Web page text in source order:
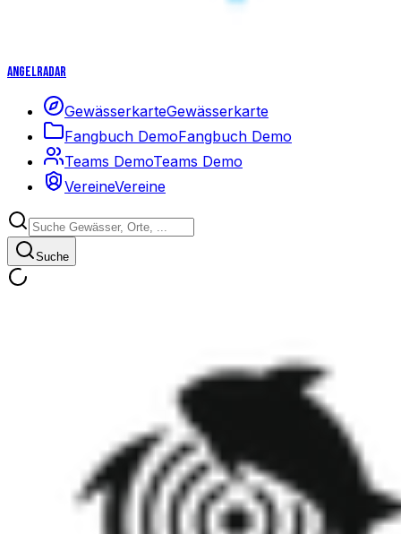
Angelradar
GewässerkarteGewässerkarte
Fangbuch DemoFangbuch Demo
Teams DemoTeams Demo
VereineVereine
Suche